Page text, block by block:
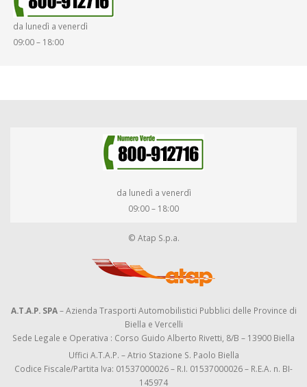
da lunedì a venerdì
09:00 – 18:00
da lunedì a venerdì
09:00 – 18:00
© Atap S.p.a.
A.T.A.P. SPA– Azienda Trasporti Automobilistici Pubblici delle Province di
Biella e Vercelli
Sede Legale e Operativa : Corso Guido Alberto Rivetti, 8/B – 13900 Biella
Uffici A.T.A.P. – Atrio Stazione S. Paolo Biella
Codice Fiscale/Partita Iva: 01537000026 – R.I. 01537000026 – R.E.A. n. BI-
145974